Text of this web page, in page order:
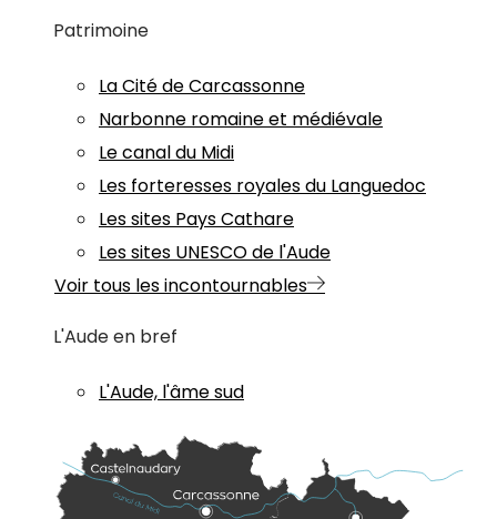
Patrimoine
La Cité de Carcassonne
Narbonne romaine et médiévale
Le canal du Midi
Les forteresses royales du Languedoc
Les sites Pays Cathare
Les sites UNESCO de l'Aude
Voir tous les incontournables
L'Aude en bref
L'Aude, l'âme sud